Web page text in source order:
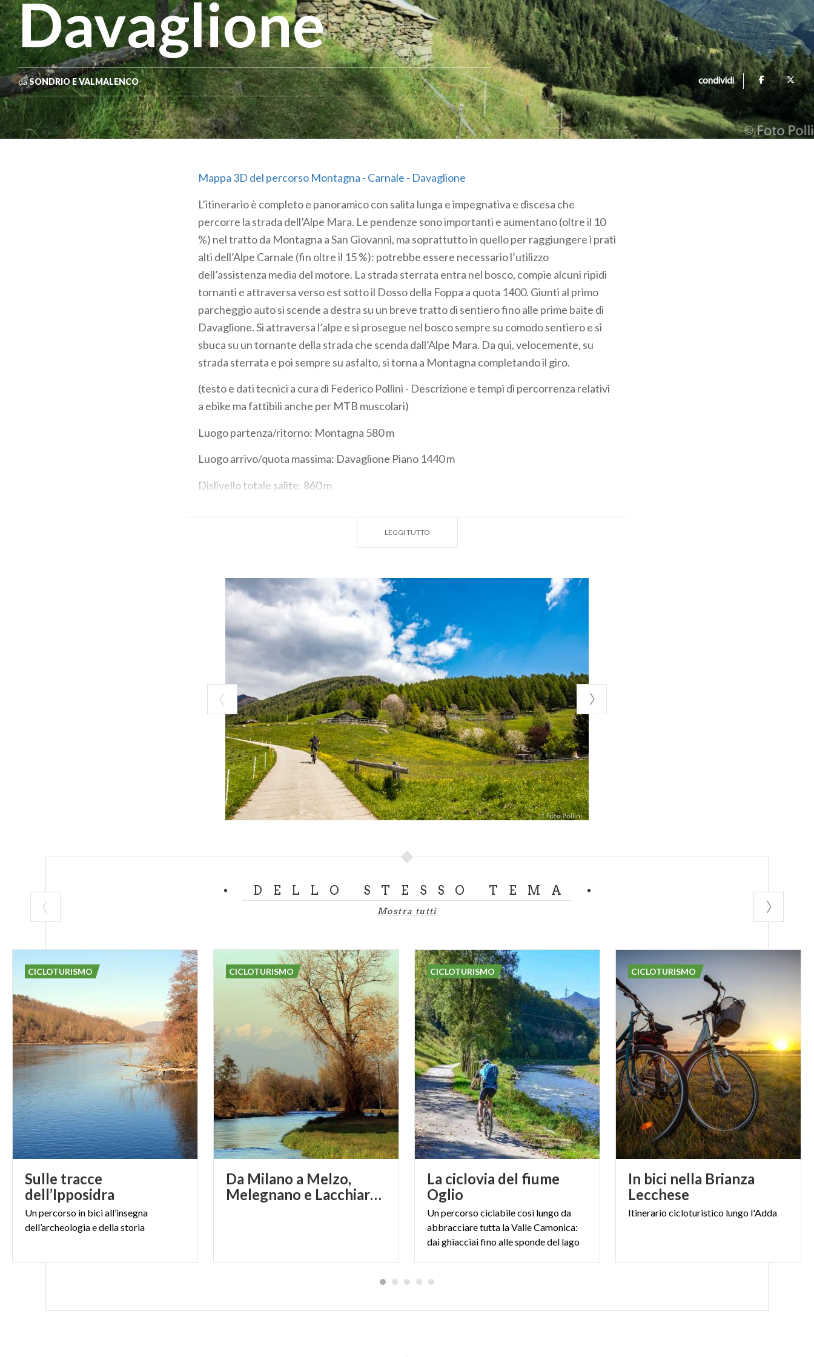
Davaglione
daSONDRIO E VALMALENCO condividi
Mappa 3D del percorso Montagna - Carnale - Davaglione
L’itinerario è completo e panoramico con salita lunga e impegnativa e discesa che
percorre la strada dell’Alpe Mara. Le pendenze sono importanti e aumentano (oltre il 10
%) nel tratto da Montagna a San Giovanni, ma soprattutto in quello per raggiungere i prati
alti dell’Alpe Carnale (fin oltre il 15 %): potrebbe essere necessario l’utilizzo
dell’assistenza media del motore. La strada sterrata entra nel bosco, compie alcuni ripidi
tornanti e attraversa verso est sotto il Dosso della Foppa a quota 1400. Giunti al primo
parcheggio auto si scende a destra su un breve tratto di sentiero fino alle prime baite di
Davaglione. Si attraversa l’alpe e si prosegue nel bosco sempre su comodo sentiero e si
sbuca su un tornante della strada che scenda dall’Alpe Mara. Da qui, velocemente, su
strada sterrata e poi sempre su asfalto, si torna a Montagna completando il giro.
(testo e dati tecnici a cura di Federico Pollini - Descrizione e tempi di percorrenza relativi
a ebike ma fattibili anche per MTB muscolari)
Luogo partenza/ritorno: Montagna 580 m
Luogo arrivo/quota massima: Davaglione Piano 1440 m
Dislivello totale salite: 860 m
Lunghezza totale piano:o km
Chilometri totali:
20,6 km
Pendenza media salita:
8%
Pendenza massima salita:
15 %
Tempo di percorrenza:3-4 h
Difficoltà:impegnativo
LEGGI TUTTO
DELLO STESSO TEMA
Mostra tutti
Sulle tracce
dell’Ipposidra
Unpercorso in biciall’insegna
dell’archeologiaedellastoria
CICLOTURISMO
Da Milano a Melzo,
Melegnano e Lacchiarella. Lungo il canale della Muzza
CICLOTURISMO
La ciclovia del fiume
Oglio
Un percorso ciclabile così lungo da
abbracciare tutta la Valle Camonica:
dai ghiacciai fino alle sponde del lago
CICLOTURISMO
In bici nella Brianza
Lecchese
Itinerariocicloturistico lungo l'Adda
CICLOTURISMO